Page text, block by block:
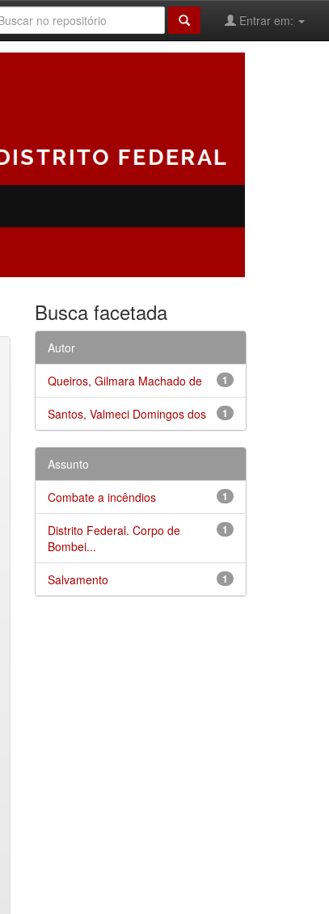
Entrar em:
Busca facetada
Autor
1
Queiros, Gilmara Machado de
1
Santos, Valmeci Domingos dos
Assunto
1
Combate a incêndios
1
Distrito Federal. Corpo de
Bombei...
1
Salvamento